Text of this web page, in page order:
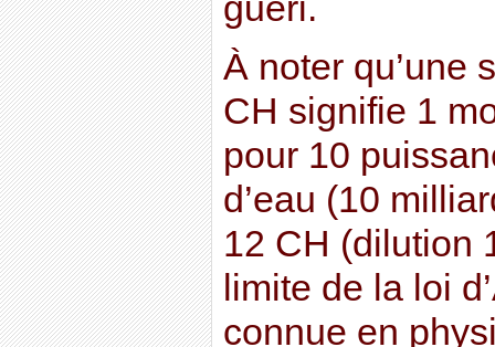
À noter qu’une
CH signifie 1
pour 10
d’eau (10
12 CH (dilution
limite de la loi
connue en